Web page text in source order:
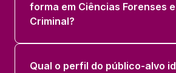
forma em Ciências Forenses
Criminal?
Qual o perfil do público-alvo